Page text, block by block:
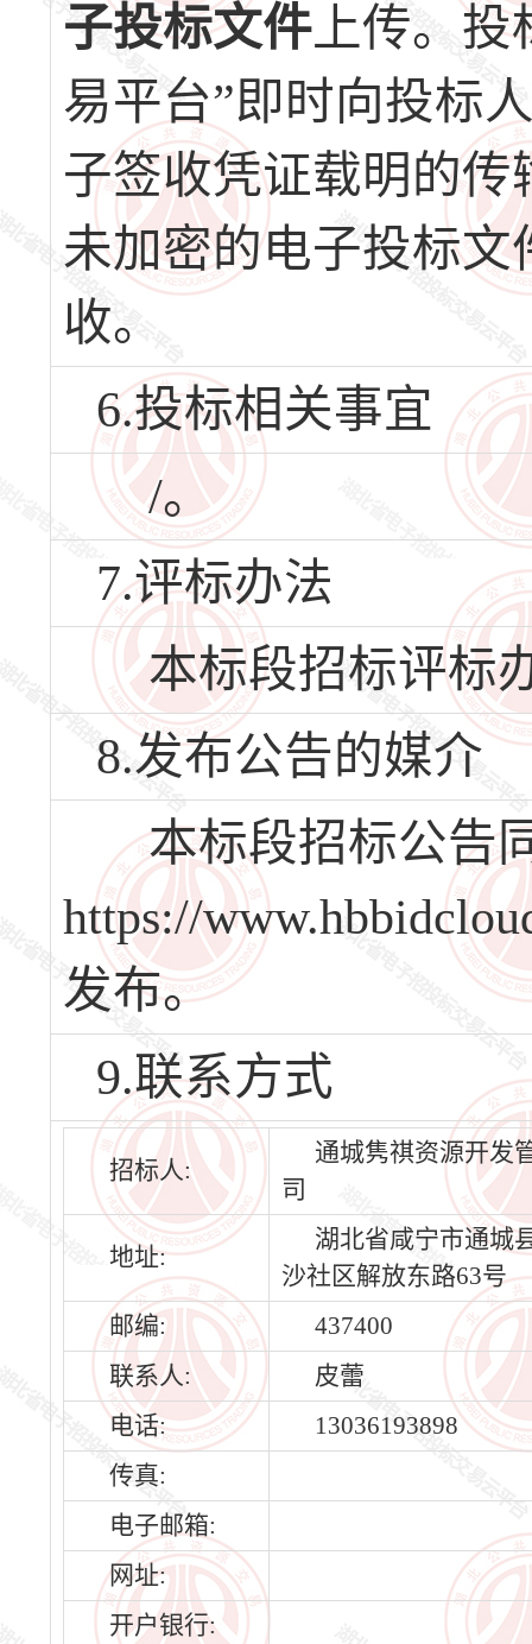
子投标文件 上传。
易平台”即时向投标
子签收凭证载明的
未加密的电子投标文
收。
6.投标相关事宜
/。
7.评标办法
本标段招标评标
8.发布公告的媒介
本标段招标公告
https://
发布。
9.联系方式
招标人:
通城隽祺资源开发
司
地址:
湖北省咸宁市通城
沙社区解放东路63号
邮编:
437400
联系人:
皮蕾
电话:
13036193898
传真:
电子邮箱:
网址:
开户银行: